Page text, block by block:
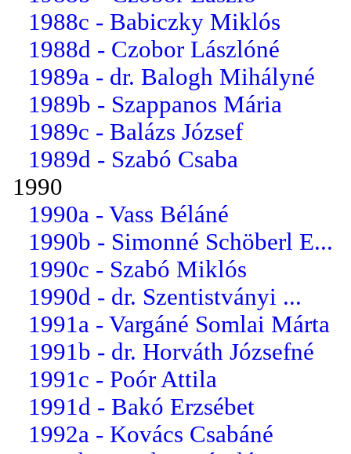
1988c - Babiczky Miklós
1988d - Czobor Lászlóné
1989a - dr. Balogh Mihályné
1989b - Szappanos Mária
1989c - Balázs József
1989d - Szabó Csaba
1990
1990a - Vass Béláné
1990b - Simonné Schöberl E...
1990c - Szabó Miklós
1990d - dr. Szentistványi ...
1991a - Vargáné Somlai Márta
1991b - dr. Horváth Józsefné
1991c - Poór Attila
1991d - Bakó Erzsébet
1992a - Kovács Csabáné